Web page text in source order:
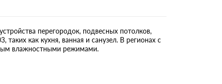
перегородок, подвесных потолков,
как кухня, ванная и санузел. В регионах с
влажностными режимами.